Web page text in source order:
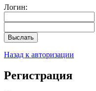
Логин:
Выслать
Назад к авторизации
Регистрация